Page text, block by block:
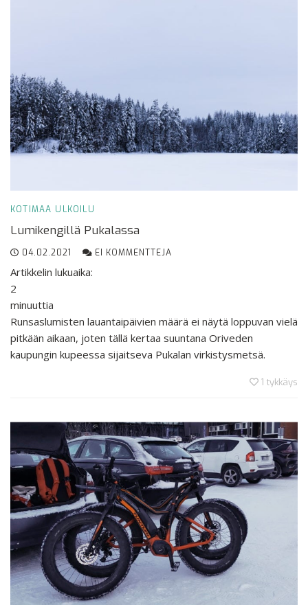
KOTIMAA ULKOILU
Lumikengillä Pukalassa
04.02.2021 EI KOMMENTTEJA
Artikkelin lukuaika:
2
minuuttia
Runsaslumisten lauantaipäivien määrä ei näytä loppuvan vielä
pitkään aikaan, joten tällä kertaa suuntana Oriveden
kaupungin kupeessa sijaitseva Pukalan virkistysmetsä.
1 tykkäys